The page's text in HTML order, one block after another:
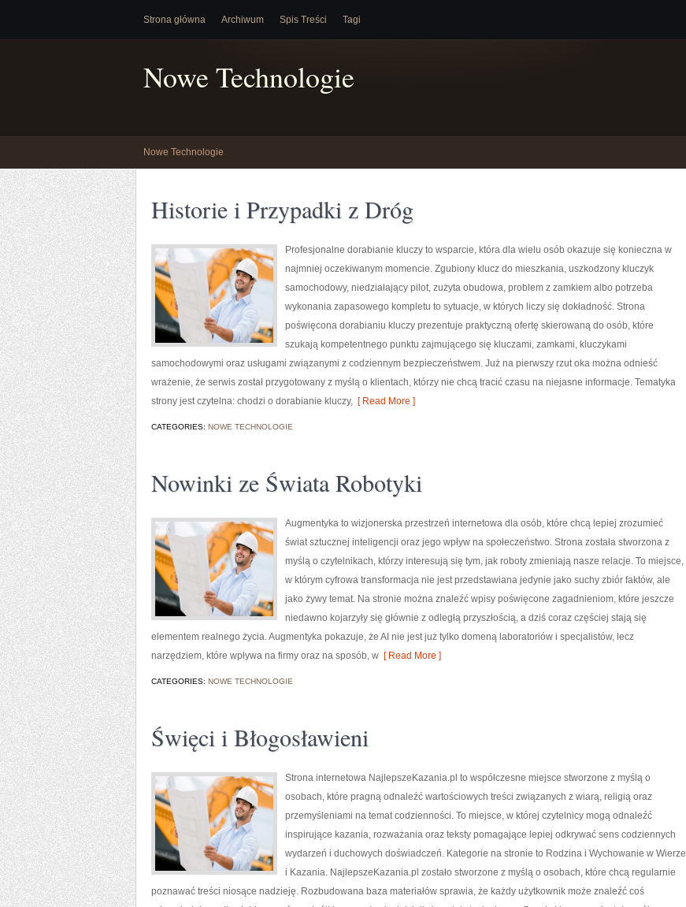
Strona główna Archiwum Spis Treści Tagi
Nowe Technologie
Nowe Technologie
Historie i Przypadki z Dróg
Profesjonalne dorabianie kluczy to wsparcie, która dla wielu osób okazuje się konieczna w
najmniej oczekiwanym momencie. Zgubiony klucz do mieszkania, uszkodzony kluczyk
samochodowy, niedziałający pilot, zużyta obudowa, problem z zamkiem albo potrzeba
wykonania zapasowego kompletu to sytuacje, w których liczy się dokładność. Strona
poświęcona dorabianiu kluczy prezentuje praktyczną ofertę skierowaną do osób, które
szukają kompetentnego punktu zajmującego się kluczami, zamkami, kluczykami
samochodowymi oraz usługami związanymi z codziennym bezpieczeństwem. Już na pierwszy rzut oka można odnieść
wrażenie, że serwis został przygotowany z myślą o klientach, którzy nie chcą tracić czasu na niejasne informacje. Tematyka
strony jest czytelna: chodzi o dorabianie kluczy, [ Read More ]
CATEGORIES: NOWE TECHNOLOGIE
Nowinki ze Świata Robotyki
Augmentyka to wizjonerska przestrzeń internetowa dla osób, które chcą lepiej zrozumieć
świat sztucznej inteligencji oraz jego wpływ na społeczeństwo. Strona została stworzona z
myślą o czytelnikach, którzy interesują się tym, jak roboty zmieniają nasze relacje. To miejsce,
w którym cyfrowa transformacja nie jest przedstawiana jedynie jako suchy zbiór faktów, ale
jako żywy temat. Na stronie można znaleźć wpisy poświęcone zagadnieniom, które jeszcze
niedawno kojarzyły się głównie z odległą przyszłością, a dziś coraz częściej stają się
elementem realnego życia. Augmentyka pokazuje, że AI nie jest już tylko domeną laboratoriów i specjalistów, lecz
narzędziem, które wpływa na firmy oraz na sposób, w [ Read More ]
CATEGORIES: NOWE TECHNOLOGIE
Święci i Błogosławieni
Strona internetowa NajlepszeKazania.pl to współczesne miejsce stworzone z myślą o
osobach, które pragną odnaleźć wartościowych treści związanych z wiarą, religią oraz
przemyśleniami na temat codzienności. To miejsce, w której czytelnicy mogą odnaleźć
inspirujące kazania, rozważania oraz teksty pomagające lepiej odkrywać sens codziennych
wydarzeń i duchowych doświadczeń. Kategorie na stronie to Rodzina i Wychowanie w Wierze
i Kazania. NajlepszeKazania.pl zostało stworzone z myślą o osobach, które chcą regularnie
poznawać treści niosące nadzieję. Rozbudowana baza materiałów sprawia, że każdy użytkownik może znaleźć coś